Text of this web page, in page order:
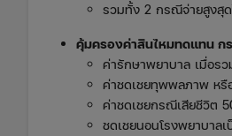
รวมทั้ง 2 กรณีจ่ายสูงสุ
คุ้มครองค่าสินไหมทดแทน ก
ค่ารักษาพยาบาล เมื่อร
ค่าชดเชยทุพพลภาพ หรื
ค่าชดเชยกรณีเสียชีวิต
ชดเชยนอนโรงพยาบาล